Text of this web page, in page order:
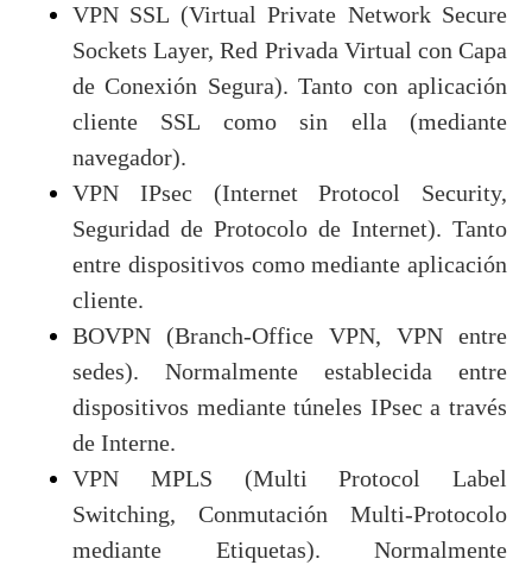
VPN SSL (Virtual Private Network Secure
Sockets Layer, Red Privada Virtual con Capa
de Conexión Segura). Tanto con aplicación
cliente SSL como sin ella (mediante
navegador).
VPN IPsec (Internet Protocol Security,
Seguridad de Protocolo de Internet). Tanto
entre dispositivos como mediante aplicación
cliente.
BOVPN (Branch-Office VPN, VPN entre
sedes). Normalmente establecida entre
dispositivos mediante túneles IPsec a través
de Interne.
VPN MPLS (Multi Protocol Label
Switching, Conmutación Multi-Protocolo
mediante Etiquetas). Normalmente